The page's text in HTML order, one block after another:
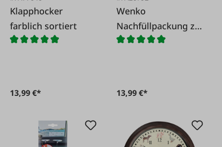
Klapphocker
farblich sortiert
13,99 €*
Wenko
Nachfüllpackung zu
Feuchtigkeitskiller
13,99 €*